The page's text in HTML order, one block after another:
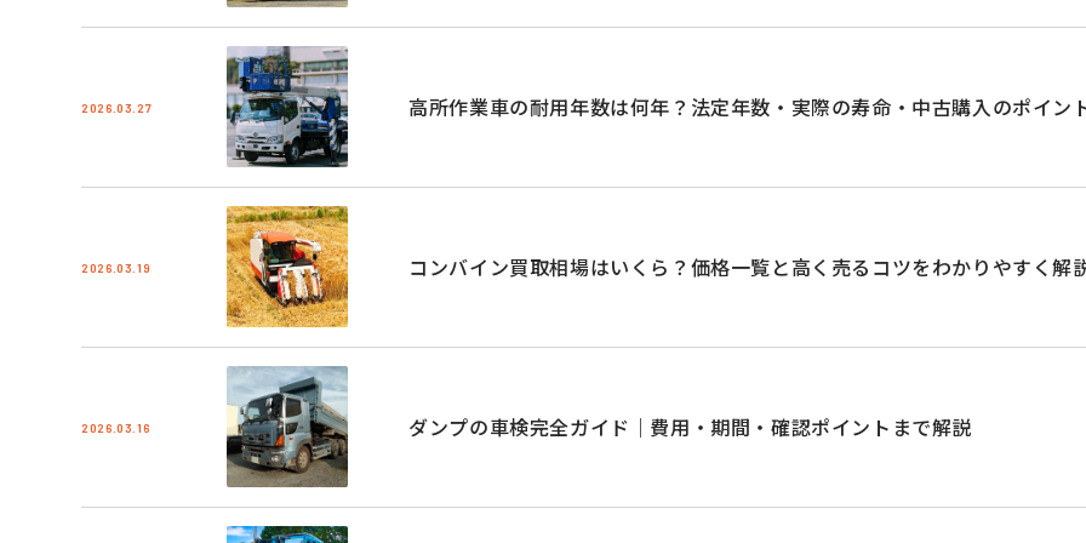
2026.03.27 高所作業車の耐用年数は何年？法定年数・実際の寿命・中古購入のポイン
2026.03.19 コンバイン買取相場はいくら？価格一覧と高く売るコツをわかりやすく解
2026.03.16 ダンプの車検完全ガイド｜費用・期間・確認ポイントまで解説